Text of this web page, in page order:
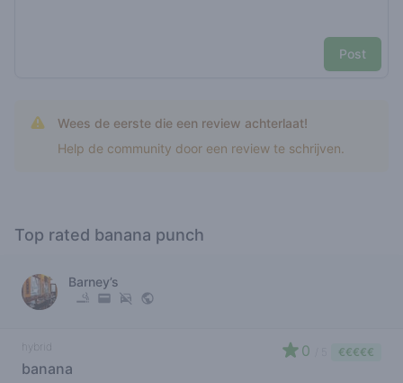
Post
Wees de eerste die een review achterlaat!
Help de community door een review te schrijven.
Top rated banana punch
Barney’s
hybrid
banana
0 €€€€€